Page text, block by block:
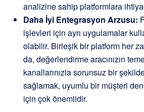
analizine sahip platformlara
Daha İyi Entegrasyon Arzusu:
işlevleri için ayrı uygulamalar
olabilir. Birleşik bir platform her
da, değerlendirme aracınızın
kanallarınızla sorunsuz bir
sağlamak, uyumlu bir müşteri
için çok önemlidir.